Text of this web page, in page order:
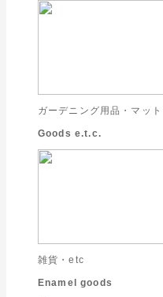
ガーデニング用品・マット
Goods e.t.c.
雑貨・etc
Enamel goods